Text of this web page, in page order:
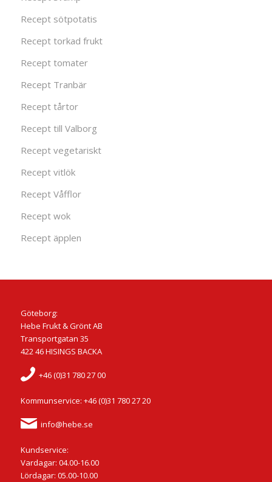
Recept sötpotatis
Recept torkad frukt
Recept tomater
Recept Tranbär
Recept tårtor
Recept till Valborg
Recept vegetariskt
Recept vitlök
Recept Våfflor
Recept wok
Recept äpplen
Göteborg:
Hebe Frukt & Grönt AB
Transportgatan 35
422 46 HISINGS BACKA
+46 (0)31 780 27 00
Kommunservice: +46 (0)31 780 27 20
info@hebe.se
Kundservice:
Vardagar: 04.00-16.00
Lördagar: 05.00-10.00